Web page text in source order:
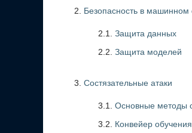
Безопасность в машинном
2.1. Защита данных
2.2. Защита моделей
Состязательные атаки
3.1. Основные методы
3.2. Конвейер обучения